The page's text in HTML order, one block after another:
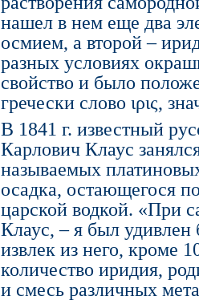
нашел в нем еще два
осмием, а второй –
разных условиях
свойство и было
гречески слово ιρις,
В 1841 г. известный
Карлович Клаус
называемых
осадка, остающегося
царской водкой. «При
Клаус, – я был удивлен
извлек из него, кроме
количество иридия,
и смесь различных